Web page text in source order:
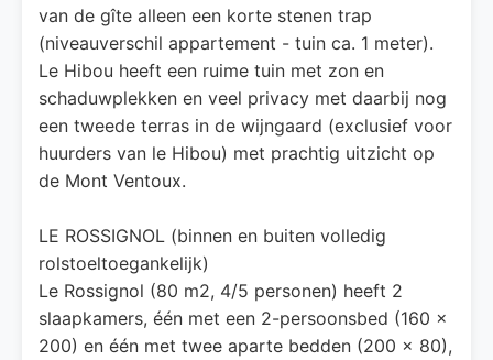
van de gîte alleen een korte stenen trap
(niveauverschil appartement - tuin ca. 1 meter).
Le Hibou heeft een ruime tuin met zon en
schaduwplekken en veel privacy met daarbij nog
een tweede terras in de wijngaard (exclusief voor
huurders van le Hibou) met prachtig uitzicht op
de Mont Ventoux.
LE ROSSIGNOL (binnen en buiten volledig
rolstoeltoegankelijk)
Le Rossignol (80 m2, 4/5 personen) heeft 2
slaapkamers, één met een 2-persoonsbed (160 x
200) en één met twee aparte bedden (200 x 80),